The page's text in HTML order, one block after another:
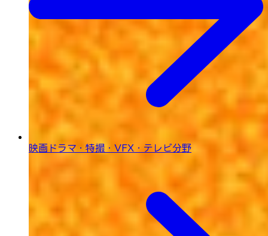
映画ドラマ・特撮・ VFX・テレビ分野